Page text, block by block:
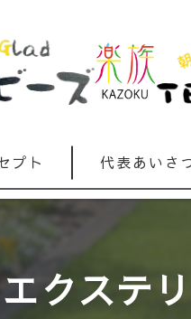
プト 代表あいさ
クステ